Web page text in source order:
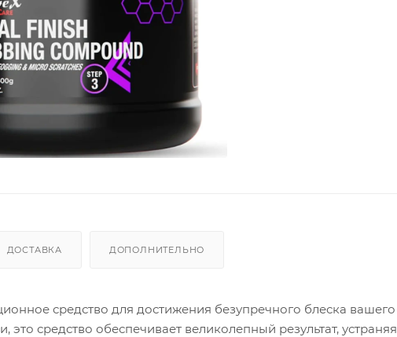
ДОСТАВКА ДОПОЛНИТЕЛЬНО
средство для достижения безупречного блеска вашего
средство обеспечивает великолепный результат, устраняя